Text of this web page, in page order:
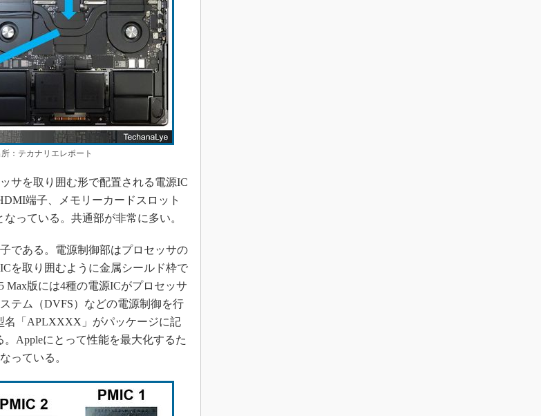
：テカナリエレポート
サを取り囲む形で配置される電源IC
端子、メモリーカードスロット
っている。共通部が非常に多い。
である。電源制御部はプロセッサの
を取り囲むように金属シールド枠で
版には4種の電源ICがプロセッサ
テム（DVFS）などの電源制御を行
名「APLXXXX」がパッケージに記
Appleにとって性能を最大化するた
っている。